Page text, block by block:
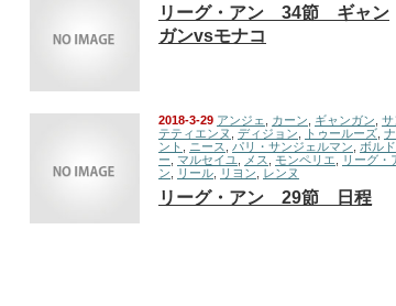
リーグ・アン 34節 ギャン
ガンvsモナコ
2018-3-29 アンジェ カーン ギャンガン サ
テティエンヌ
ディジョン トゥールーズ ナ
ント
ニース パリ・サンジェルマン
ボルド
ー
マルセイユ メス モンペリエ
リーグ・
ン
リール リヨン レンヌ
リーグ・アン 29節 日程